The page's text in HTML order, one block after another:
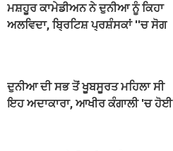
ਮਸ਼ਹੂਰ ਕਾਮੇਡੀਅਨ ਨੇ ਦੁਨੀਆ ਨੂੰ ਕਿਹਾ
ਅਲਵਿਦਾ, ਬ੍ਰਿਟਿਸ਼ ਪ੍ਰਸ਼ੰਸਕਾਂ ''ਚ ਸੋਗ
ਦੁਨੀਆ ਦੀ ਸਭ ਤੋਂ ਖੂਬਸੂਰਤ ਮਹਿਲਾ ਸੀ
ਇਹ ਅਦਾਕਾਰਾ, ਆਖੀਰ ਕੰਗਾਲੀ 'ਚ ਹੋਈ